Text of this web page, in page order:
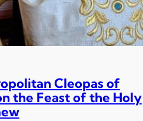
Cleopas of
the Feast of the Holy